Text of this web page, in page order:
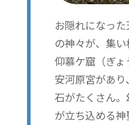
お隠れになっ
の神々が、集い
仰慕ケ窟（ぎ
安河原宮があ
石がたくさん
が立ち込める神